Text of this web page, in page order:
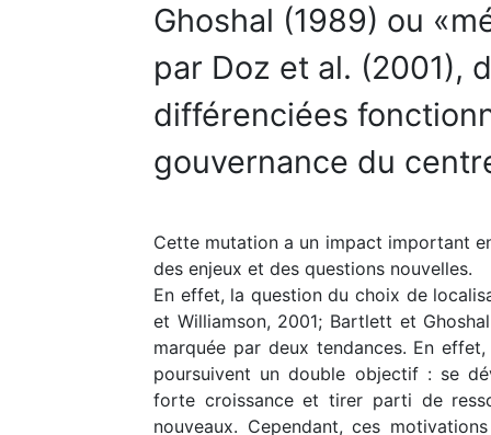
Ghoshal (1989) ou
par Doz et al. (2001),
différenciées
gouvernance du
Cette mutation a un impact important
des enjeux et des questions nouvelles.
En effet, la question du choix de
et Williamson, 2001; Bartlett et
marquée par deux tendances. En
poursuivent un double objectif : se
forte croissance et tirer parti de
nouveaux. Cependant, ces